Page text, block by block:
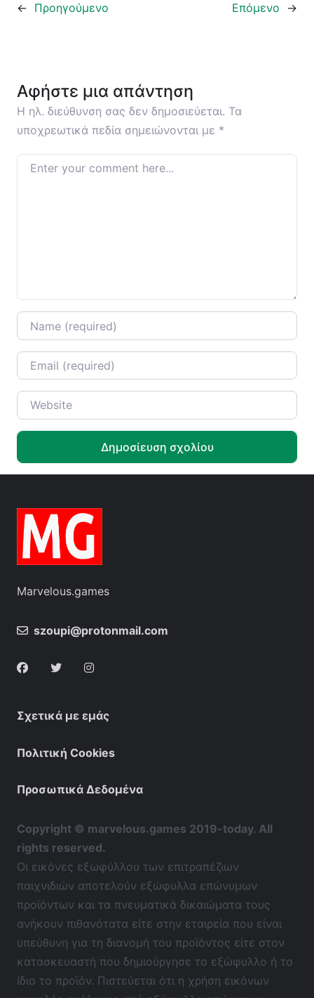
← Προηγούμενο Επόμενο →
Αφήστε μια απάντηση
Η ηλ. διεύθυνση σας δεν δημοσιεύεται. Τα
υποχρεωτικά πεδία σημειώνονται με *
Enter your comment here…
Name
Email
Website
Marvelous.games
szoupi@protonmail.com
Σχετικά με εμάς
Πολιτική Cookies
Προσωπικά Δεδομένα
Copyright © marvelous.games 2019-today. All
rights reserved.
Οι εικόνες εξωφύλλου των επιτραπέζιων
παιχνιδιών αποτελούν εξώφυλλα επώνυμων
προϊόντων και τα πνευματικά δικαιώματα τους
ανήκουν πιθανότατα είτε στην εταιρεία που είναι
υπεύθυνη για τη διανομή του προϊόντος είτε στον
κατασκευαστή που δημιούργησε το εξώφυλλο ή το
ίδιο το προϊόν. Πιστεύεται ότι η χρήση εικόνων